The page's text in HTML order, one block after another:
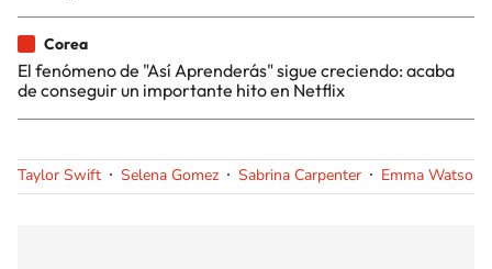
Corea
El fenómeno de "Así Aprenderás" sigue creciendo: acaba
de conseguir un importante hito en Netflix
Taylor Swift Selena Gomez Sabrina Carpenter Emma Watson